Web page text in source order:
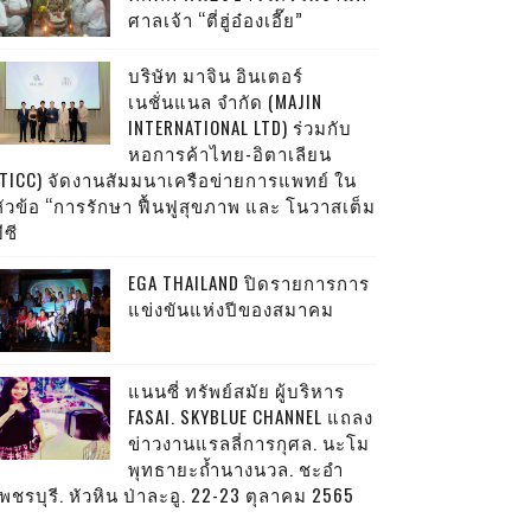
ศาลเจ้า “ตี่ฮู่อ๋องเอี๊ย”
บริษัท มาจิน อินเตอร์
เนชั่นแนล จำกัด (MAJIN
INTERNATIONAL LTD) ร่วมกับ
หอการค้าไทย-อิตาเลียน
จัดงานสัมมนาเครือข่ายการแพทย์ ใน
ข้อ “การรักษา ฟื้นฟูสุขภาพ และ โนวาสเต็ม
EGA THAILAND ปิดรายการการ
แข่งขันแห่งปีของสมาคม
แนนซี่ ทรัพย์สมัย ผู้บริหาร
FASAI. SKYBLUE CHANNEL แถลง
ข่าวงานแรลลี่การกุศล. นะโม
พุทธายะถ้ำนางนวล. ชะอำ
ชรบุรี. หัวหิน ป่าละอู. 22-23 ตุลาคม 2565